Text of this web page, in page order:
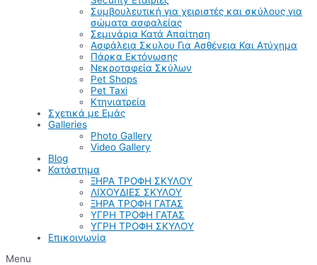
Συμβουλευτική για χειριστές και σκύλους για
σώματα ασφαλείας
Σεμινάρια Κατά Απαίτηση
Ασφάλεια Σκυλου Για Ασθένεια Και Ατύχημα
Πάρκα Εκτόνωσης
Νεκροταφεία Σκύλων
Pet Shops
Pet Taxi
Κτηνιατρεία
Σχετικά με Εμάς
Galleries
Photo Gallery
Video Gallery
Blog
Κατάστημα
ΞΗΡΑ ΤΡΟΦΗ ΣΚΥΛΟΥ
ΛΙΧΟΥΔΙΕΣ ΣΚΥΛΟΥ
ΞΗΡΑ ΤΡΟΦΗ ΓΑΤΑΣ
ΥΓΡΗ ΤΡΟΦΗ ΓΑΤΑΣ
ΥΓΡΗ ΤΡΟΦΗ ΣΚΥΛΟΥ
Επικοινωνία
Menu